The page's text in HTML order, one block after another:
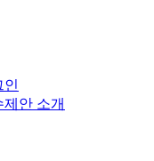
인
안 소개